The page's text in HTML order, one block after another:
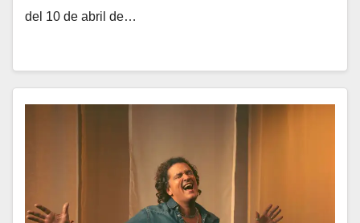
del 10 de abril de…